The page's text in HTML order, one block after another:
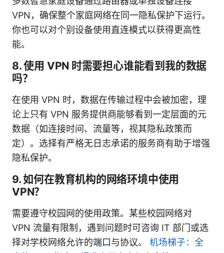
VPN，确保整个家庭网络在同一隐私保护下运行。
你也可以对个别设备使用直连模式以获得更高性
能。
8. 使用 VPN 时需要担心谁能看到我的数据
吗？
在使用 VPN 时，数据在传输过程中会被加密，理
论上只有 VPN 服务提供商能够看到一定层面的元
数据（如连接时间、流量等，视其隐私政策而
定）。选择有严格无日志承诺的服务商有助于增强
隐私保护。
9. 如何在教育机构的网络环境中使用
VPN？
需要遵守校园网的使用政策。某些校园网络对
VPN 流量有限制，遇到问题时可咨询 IT 部门或选
择对学校网络允许的端口与协议。 机场梯子：全